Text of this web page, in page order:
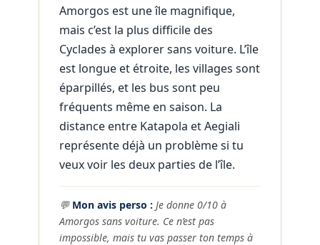
Amorgos est une île magnifique,
mais c’est la plus difficile des
Cyclades à explorer sans voiture. L’île
est longue et étroite, les villages sont
éparpillés, et les bus sont peu
fréquents même en saison. La
distance entre Katapola et Aegiali
représente déjà un problème si tu
veux voir les deux parties de l’île.
💬 Mon avis perso : Je donne 0/10 à
Amorgos sans voiture. Ce n’est pas
impossible, mais tu vas passer ton temps à